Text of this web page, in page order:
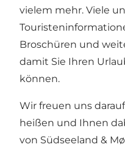
vielem mehr. Viele
Broschüren und
damit Sie Ihren
können.
Wir freuen uns
heißen und Ihnen
von Südseeland &